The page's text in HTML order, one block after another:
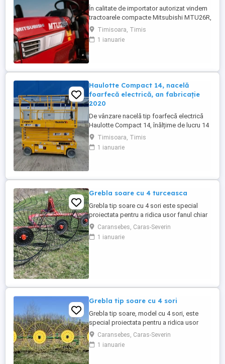
În calitate de importator autorizat vindem
tractoarele compacte Mitsubishi MTU26R,
un tractor proiectat și fabricat integral în
Japonia, recunoscut pentru fiabilitatea sa
legendară și eficiența în spații restrânse.
MTU26R ...
Timisoara, Timis
1 ianuarie
Haulotte Compact 14, nacelă
foarfecă electrică, an fabricație
2020
De vânzare nacelă tip foarfecă electrică
Haulotte Compact 14, înălțime de lucru 14
m, an fabricație 2020, ore funcționare 570,
stare foarte bună de funcționarepreț 7000
euro +TVA
Timisoara, Timis
1 ianuarie
Grebla soare cu 4 turceasca
Grebla tip soare cu 4 sori este special
proiectata pentru a ridica usor fanul chiar
de pe un teren accidentat.De asemenea
aceasta grebla poate fi utilizata pentru
adunat,rasfirat sau intors fanul. Transport
Caransebes, Caras-Severin
1 ianuarie
Grebla tip soare cu 4 sori
Grebla tip soare, model cu 4 sori, este
special proiectata pentru a ridica usor
fanul chiar de pe un teren accidentat. De
asemenea aceasta grebla poate fi utilizata
pentru adunat,rasfirat sau intors fanul. La
Caransebes, Caras-Severin
1 ianuarie